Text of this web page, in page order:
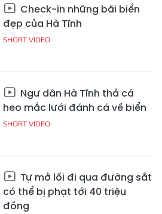
Check-in những bãi biển
đẹp của Hà Tĩnh
SHORT VIDEO
Ngư dân Hà Tĩnh thả cá
heo mắc lưới đánh cá về biển
SHORT VIDEO
Tự mở lối đi qua đường sắt
có thể bị phạt tới 40 triệu
đồng